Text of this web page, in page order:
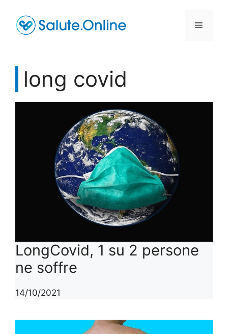
contenuto
Menu
long covid
LongCovid, 1 su 2 persone
ne soffre
14/10/2021